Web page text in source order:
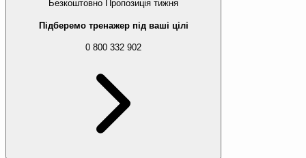
Безкоштовно Пропозиція тижня
Підберемо тренажер під ваші цілі
0 800 332 902